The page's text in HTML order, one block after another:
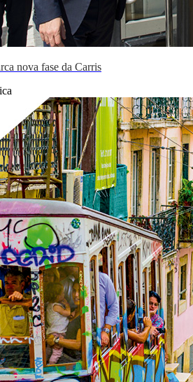
nova fase da Carris